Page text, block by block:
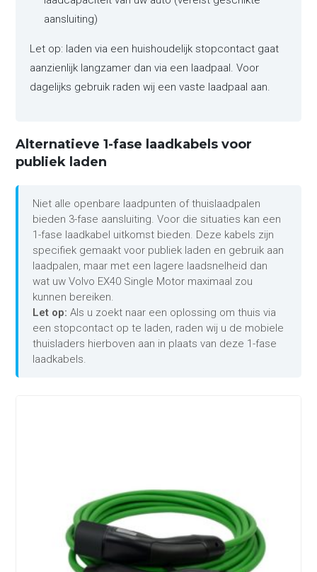
aansluiting)
Let op: laden via een huishoudelijk stopcontact gaat
aanzienlijk langzamer dan via een laadpaal. Voor
dagelijks gebruik raden wij een vaste laadpaal aan.
Alternatieve 1-fase laadkabels voor
publiek laden
Niet alle openbare laadpunten of thuislaadpalen
bieden 3-fase aansluiting. Voor die situaties kan een
1-fase laadkabel uitkomst bieden. Deze kabels zijn
specifiek gemaakt voor publiek laden en gebruik aan
laadpalen, maar met een lagere laadsnelheid dan
wat uw Volvo EX40 Single Motor maximaal zou
kunnen bereiken.
Let op: Als u zoekt naar een oplossing om thuis via
een stopcontact op te laden, raden wij u de mobiele
thuisladers hierboven aan in plaats van deze 1-fase
laadkabels.